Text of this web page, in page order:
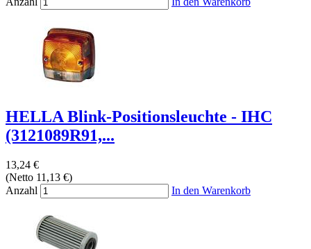
HELLA Blink-Positionsleuchte - IHC
(3121089R91,...
13,24 €
(Netto 11,13 €)
Anzahl
In den Warenkorb